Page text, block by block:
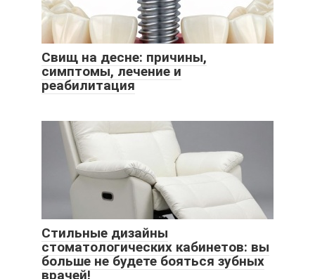
Свищ на десне: причины,
симптомы, лечение и
реабилитация
Стильные дизайны
стоматологических кабинетов: вы
больше не будете бояться зубных
врачей!